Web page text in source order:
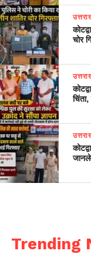
चोर
Trending